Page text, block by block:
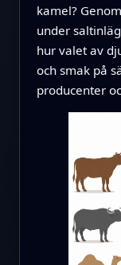
kamel?
under
hur valet av
och smak på
producenter